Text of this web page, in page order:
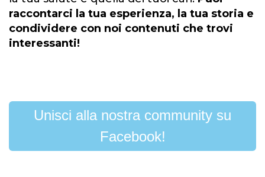
raccontarci la tua esperienza, la tua storia e
condividere con noi contenuti che trovi
interessanti!
Unisci alla nostra community su
Facebook!